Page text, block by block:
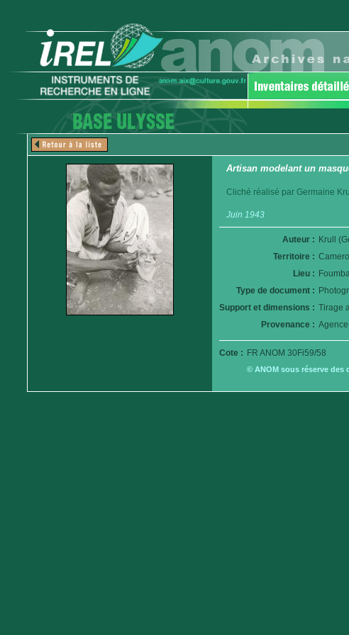
Artisan modelant un
Cliché réalisé par Germaine
Juin 1943
Auteur : Krull
Territoire :
Lieu :
Type de document :
Support et dimensions : Tirage
Provenance :
Cote : FR ANOM 30Fi59/58
© ANOM sous réserve des